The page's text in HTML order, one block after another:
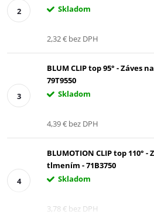
Skladom
2,32 € bez DPH
BLUM CLIP top 95° - Záves
79T9550
Skladom
4,39 € bez DPH
BLUMOTION CLIP top 110°
tlmením - 71B3750
Skladom
3,78 € bez DPH